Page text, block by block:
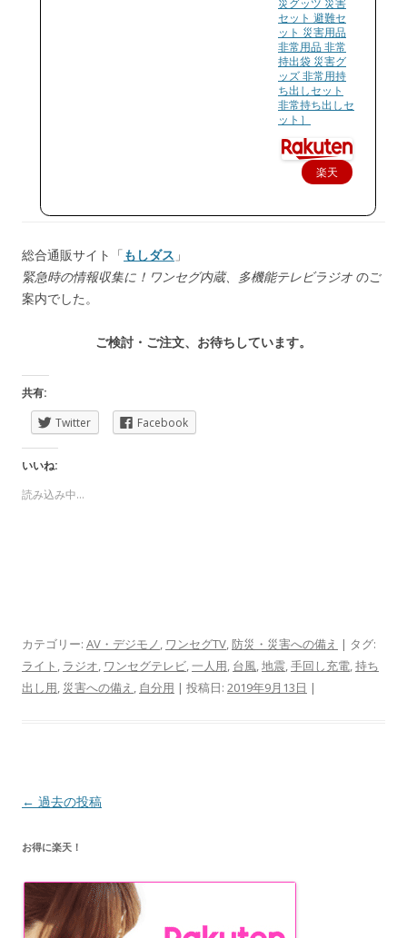
災グッツ 災害
セット 避難セ
ット 災害用品
非常用品 非常
持出袋 災害グ
ッズ 非常用持
ち出しセット
非常持ち出しセ
ット］
楽天
入
総合通販サイト「もしダス 」
緊急時の情報収集に！ワンセグ内蔵、多機能テレビラジオ のご
案内でした。
ご検討・ご注文、お待ちしています。
共有:
Twitter
Facebook
いいね:
読み込み中...
カテゴリー: AV・デジモノ, ワンセグTV,防災・災害への備え | タグ:
ライト , ラジオ, ワンセグテレビ,一人用, 台風,地震,手回し充電,持ち
出し用, 災害への備え , 自分用 | 投稿日: 2019年9月13日 |
投
ナ
ビ
ゲ
ー
← 過去の投稿
お得に楽天！